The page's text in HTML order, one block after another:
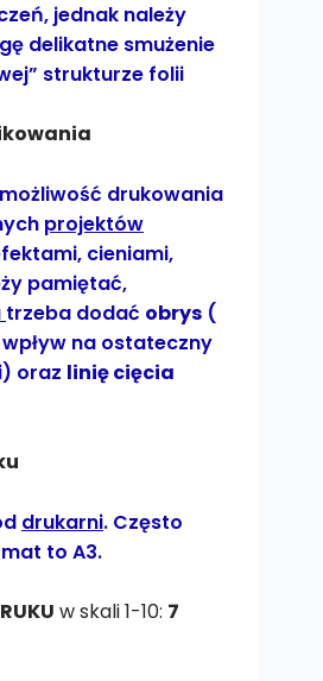
jednak należy
delikatne smużenie
strukturze folii
drukowania
projektów
cieniami,
pamiętać,
trzeba dodać obrys (
na ostateczny
oraz linię cięcia
drukarni. Często
to A3.
w skali 1-10: 7